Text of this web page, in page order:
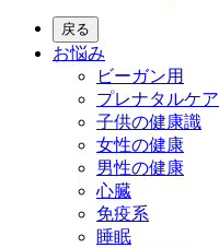
戻る
お悩み
ビーガン用
プレナタルケア
子供の健康識
女性の健康
男性の健康
心臓
免疫系
睡眠